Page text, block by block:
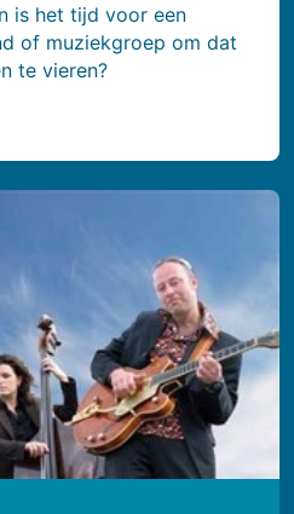
is het tijd voor een
of muziekgroep om dat
te vieren?